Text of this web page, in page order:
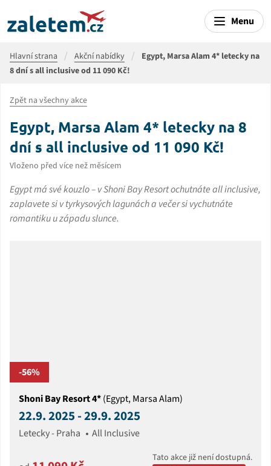
Menu
Hlavní strana Akční nabídky
Egypt, Marsa Alam 4* letecky na
8 dní s all inclusive od 11 090 Kč!
Zpět na všechny akce
Egypt, Marsa Alam 4* letecky na 8
dní s all inclusive od 11 090 Kč!
Vloženo před více než měsícem
Egypt má své kouzlo – v Shoni Bay Resort ochutnáte all inclusive,
zaplavete si v tyrkysových lagunách a večer si vychutnáte
romantiku u západu slunce.
-56%
Shoni Bay Resort 4*(Egypt, Marsa Alam)
22.9. 2025 - 29.9. 2025
Letecky - Praha All Inclusive
Tato akce již není dostupná.